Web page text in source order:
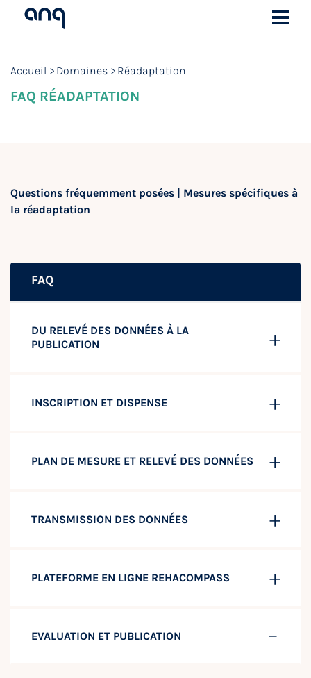
Accueil Domaines Réadaptation
FAQ RÉADAPTATION
Questions fréquemment posées | Mesures spécifiques à
la réadaptation
FAQ
DU RELEVÉ DES DONNÉES À LA
PUBLICATION
INSCRIPTION ET DISPENSE
PLAN DE MESURE ET RELEVÉ DES DONNÉES
TRANSMISSION DES DONNÉES
PLATEFORME EN LIGNE REHACOMPASS
EVALUATION ET PUBLICATION